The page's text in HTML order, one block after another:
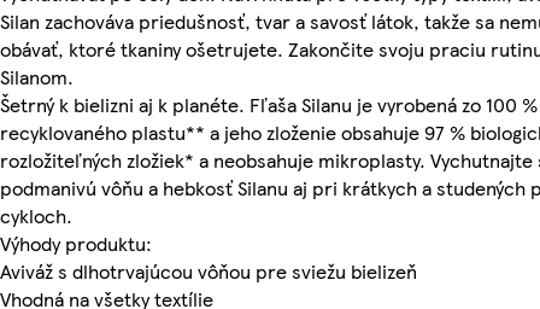
Silan zachováva priedušnosť, tvar a savosť látok, takže sa
obávať, ktoré tkaniny ošetrujete. Zakončite svoju praciu
Silanom.
Šetrný k bielizni aj k planéte. Fľaša Silanu je vyrobená zo 100 %
recyklovaného plastu** a jeho zloženie obsahuje 97 %
rozložiteľných zložiek* a neobsahuje mikroplasty. Vychutnajte
podmanivú vôňu a hebkosť Silanu aj pri krátkych a studených
cykloch.
Výhody produktu:
Aviváž s dlhotrvajúcou vôňou pre sviežu bielizeň
Vhodná na všetky textílie